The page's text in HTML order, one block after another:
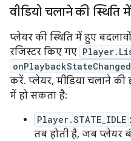
वीडियो चलाने की स्थिति
प्लेयर की स्थिति में हुए
रजिस्टर किए गए
करें. प्लेयर, मीडिया चलाने की
में हो सकता है:
Player.STATE_IDLE
तब होती है, जब प्लेयर